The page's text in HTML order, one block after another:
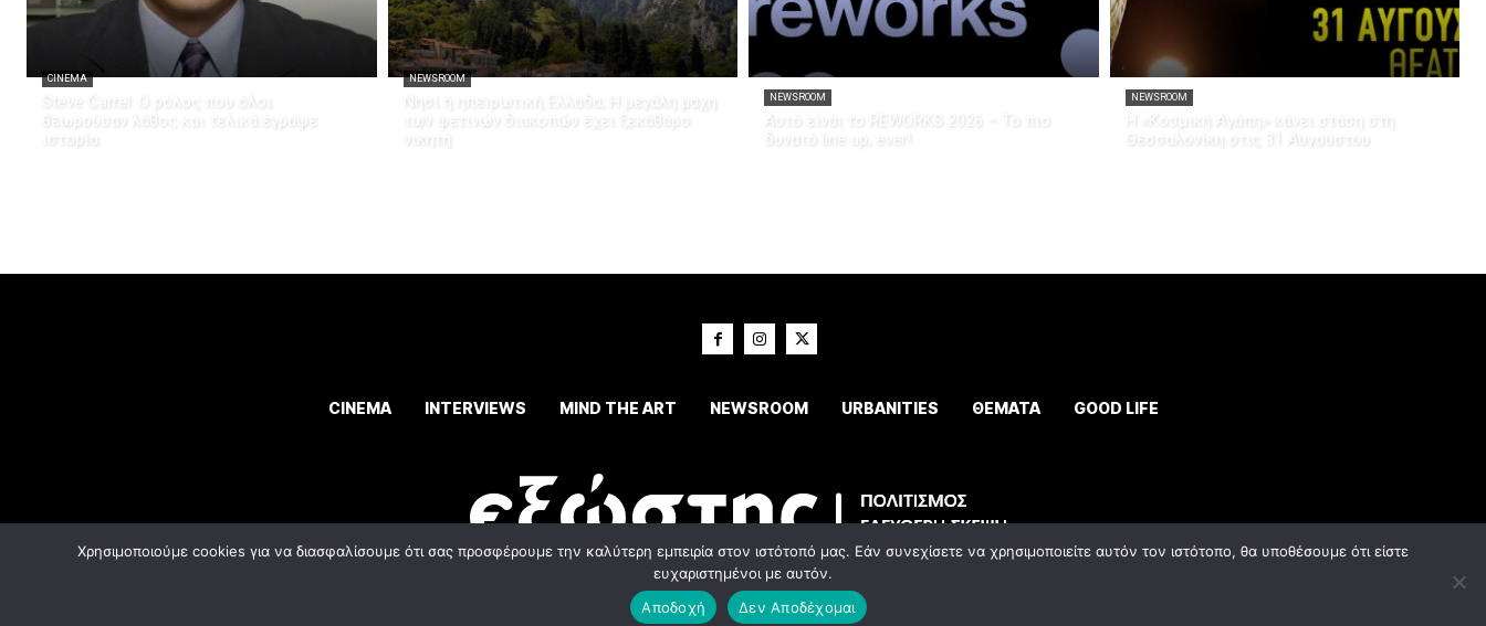
CINEMA
Steve Carrel: Ο ρόλος που όλοι
θεωρούσαν λάθος και τελικά έγραψε
NEWSROOM
Νησί ή ηπειρωτική Ελλάδα; Η μεγάλη μάχη
των φετινών διακοπών έχει ξεκάθαρο
NEWSROOM
Αυτό είναι το REWORKS 2026 – Το πιο
δυνατό line up, ever!
NEWSROOM
Η «Κοσμική Αγάπη» κάνει στάση στη
Θεσσαλονίκη στις 31 Αυγούστου
CINEMA INTERVIEWS MIND THE ART NEWSROOM URBANITIES ΘΕΜΑΤΑ GOOD LIFE
© 2023 Εxostispress - All right reserved. Κατασκευή Ιστοσελίδας
Οροι χρήσης
Χρησιμοποιούμε cookies για να διασφαλίσουμε ότι σας προσφέρουμε την καλύτερη εμπειρία στον ιστότοπό μας. Εάν συνεχίσετε να χρησιμοποιείτε αυτόν τον ιστότοπο, θα υποθέσουμε ότι είστε
ευχαριστημένοι με αυτόν.
Αποδοχή
Δεν Αποδέχομαι